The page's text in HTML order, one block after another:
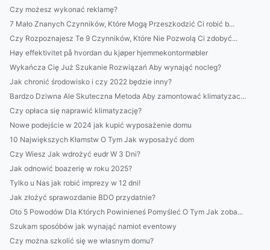
Czy możesz wykonać reklamę?
7 Mało Znanych Czynników, Które Mogą Przeszkodzić Ci robić b...
Czy Rozpoznajesz Te 9 Czynników, Które Nie Pozwolą Ci zdobyć...
Høy effektivitet på hvordan du kjøper hjemmekontormøbler
Wykańcza Cię Już Szukanie Rozwiązań Aby wynająć nocleg?
Jak chronić środowisko i czy 2022 będzie inny?
Bardzo Dziwna Ale Skuteczna Metoda Aby zamontować klimatyzac...
Czy opłaca się naprawić klimatyzację?
Nowe podejście w 2024 jak kupić wyposażenie domu
10 Największych Kłamstw O Tym Jak wyposażyć dom
Czy Wiesz Jak wdrożyć eudr W 3 Dni?
Jak odnowić boazerię w roku 2025?
Tylko u Nas jak robić imprezy w 12 dni!
Jak złożyć sprawozdanie BDO przydatnie?
Oto 5 Powodów Dla Których Powinieneś Pomyśleć O Tym Jak zoba...
Szukam sposóbów jak wynająć namiot eventowy
Czy można szkolić się we własnym domu?